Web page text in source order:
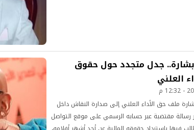
جدل متجدد حول حقوق
العلني
ملف حق الأداء العلني إلى صدارة النقاش داخل
رسالة مقتضبة عبر حسابه الرسمي على موقع التواصل